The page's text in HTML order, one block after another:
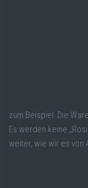
zum Beispiel: Die
Es werden keine
weiter, wie wir es von